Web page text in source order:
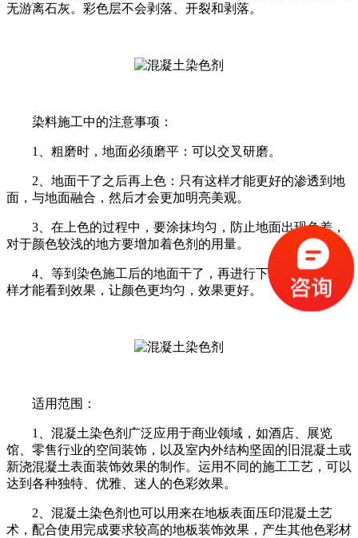
无游离石灰。彩色层不会剥落、开裂和剥落。
染料施工中的注意事项：
1、粗磨时，地面必须磨平：可以交叉研磨。
2、地面干了之后再上色：只有这样才能更好的渗透到地
面，与地面融合，然后才会更加明亮美观。
3、在上色的过程中，要涂抹均匀，防止地面出现色差，
对于颜色较浅的地方要增加着色剂的用量。
4、等到染色施工后的地面干了，再进行下一步：只有这
样才能看到效果，让颜色更均匀，效果更好。
适用范围：
1、混凝土染色剂广泛应用于商业领域，如酒店、展览
馆、零售行业的空间装饰，以及室内外结构坚固的旧混凝土或
新浇混凝土表面装饰效果的制作。运用不同的施工工艺，可以
达到各种独特、优雅、迷人的色彩效果。
2、混凝土染色剂也可以用来在地板表面压印混凝土艺
术，配合使用完成要求较高的地板装饰效果，产生其他色彩材